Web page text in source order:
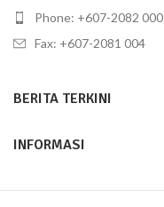
Phone: +607-2082 000
Fax: +607-2081 004
BERITA TERKINI
INFORMASI